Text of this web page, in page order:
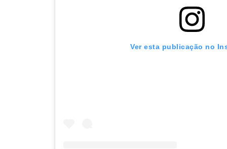
Ver esta publicação no